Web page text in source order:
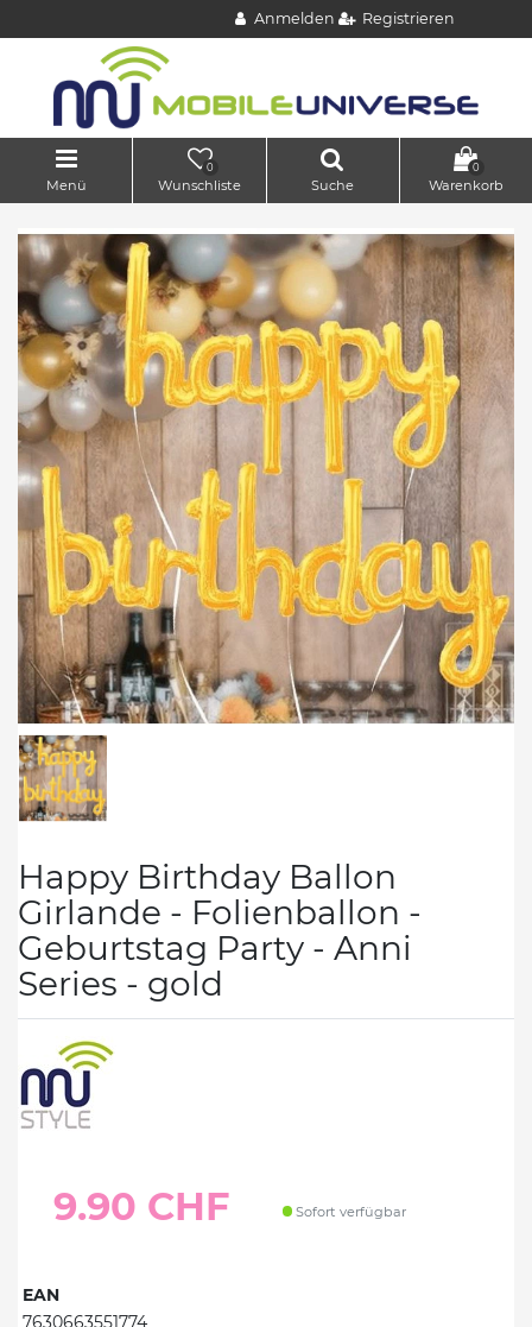
Anmelden Registrieren
Menü
0
Wunschliste Suche
0
Warenkorb
Happy Birthday Ballon
Girlande - Folienballon -
Geburtstag Party - Anni
Series - gold
9.90 CHF Sofort verfügbar
EAN
7630663551774